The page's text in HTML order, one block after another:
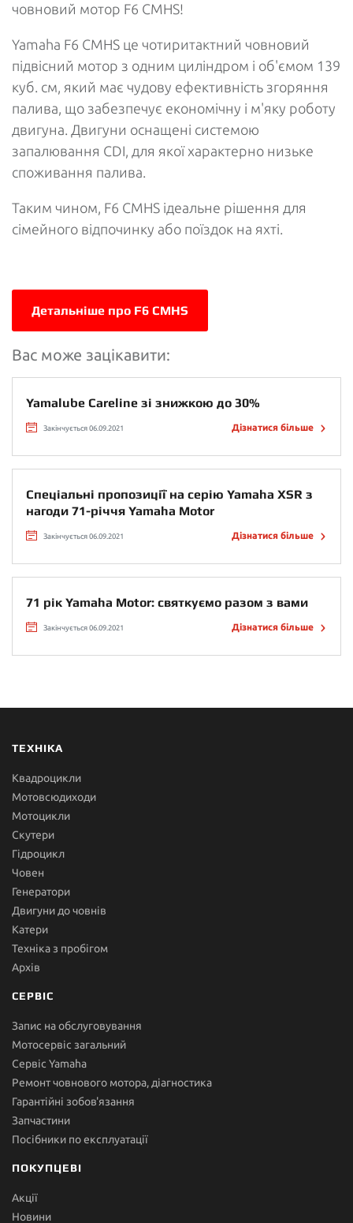
човновий мотор F6 CMHS!
Yamaha F6 CMHS це чотиритактний човновий
підвісний мотор з одним циліндром і об'ємом 139
куб. см, який має чудову ефективність згоряння
палива, що забезпечує економічну і м'яку роботу
двигуна. Двигуни оснащені системою
запалювання CDI, для якої характерно низьке
споживання палива.
Таким чином, F6 CMHS ідеальне рішення для
сімейного відпочинку або поїздок на яхті.
Детальніше про F6 CMHS
Вас може зацікавити:
Yamalube Careline зі знижкою до 30%
Закінчується 06.09.2021 Дізнатися більше
Спеціальні пропозиції на серію Yamaha XSR з
нагоди 71-річчя Yamaha Motor
Закінчується 06.09.2021 Дізнатися більше
71 рік Yamaha Motor: святкуємо разом з вами
Закінчується 06.09.2021 Дізнатися більше
ТЕХНІКА
Квадроцикли
Мотовсюдиходи
Мотоцикли
Скутери
Гідроцикл
Човен
Генератори
Двигуни до човнів
Катери
Техніка з пробігом
Архів
СЕРВІС
Запис на обслуговування
Мотосервіс загальний
Сервіс Yamaha
Ремонт човнового мотора, діагностика
Гарантійні зобов'язання
Запчастини
Посібники по експлуатації
ПОКУПЦЕВІ
Акції
Новини